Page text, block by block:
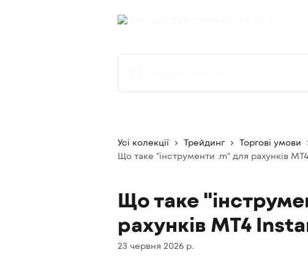
Усі колекції Трейдинг Торгові умови
Що таке "інструменти .m" для рахунків
Що таке
рахунків MT4
23 червня 2026 р.